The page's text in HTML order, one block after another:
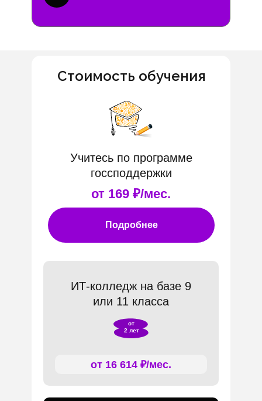
ИТ-колледж на базе 9
или 11 класса
Стоимость обучения
от
2 лет
от 16 614 ₽/мес.
Подробнее
Учитесь по программе
госсподдержки
от 169 ₽/мес.